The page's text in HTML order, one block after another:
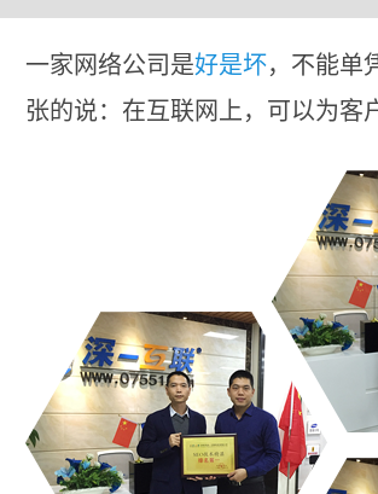
一家网络公司是好是坏，不能单
张的说：在互联网上，可以为客